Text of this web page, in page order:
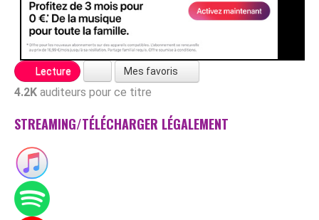
Lecture Mes favoris
4.2K auditeurs pour ce titre
STREAMING/TÉLÉCHARGER LÉGALEMENT